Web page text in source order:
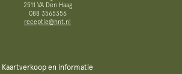
2511 VA Den Haag
088 3565356
receptie@hnt.nl
Kaartverkoop en informatie